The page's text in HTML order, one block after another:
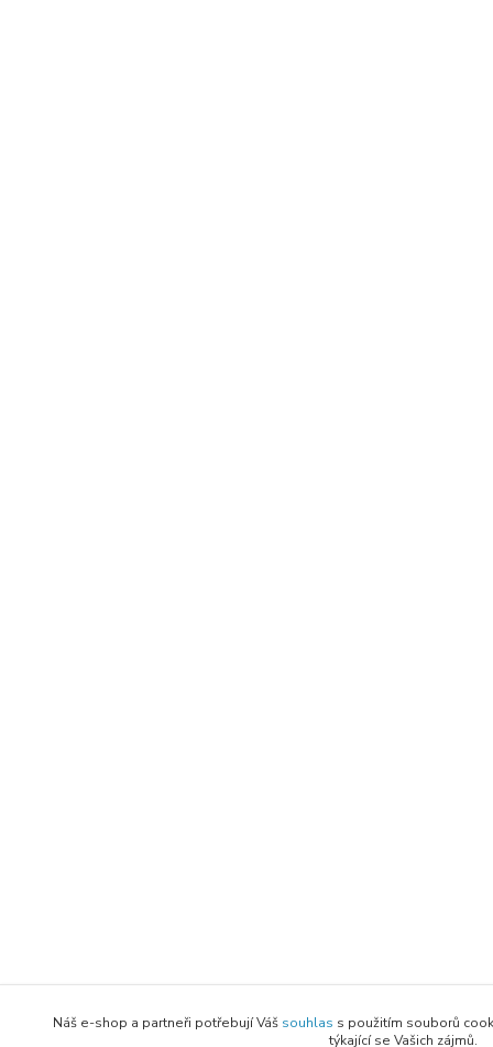
Náš e-shop a partneři potřebují Váš souhlas s použitím souborů
týkající se Vašich zájmů.